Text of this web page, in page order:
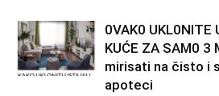
0VAK0 UKL0NlTE
KUĆE ZA SAM0 3
mirisati na čisto i
apoteci